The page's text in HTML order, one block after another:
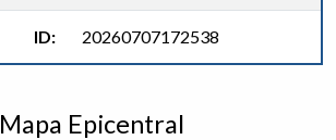
ID: 20260707172538
Mapa Epicentral